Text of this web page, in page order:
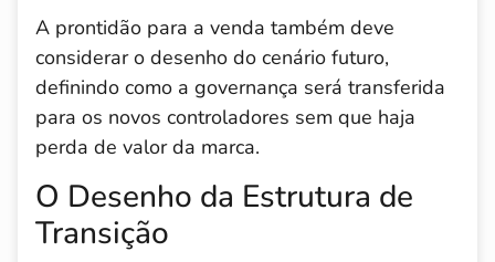
A prontidão para a venda também deve
considerar o desenho do cenário futuro,
definindo como a governança será transferida
para os novos controladores sem que haja
perda de valor da marca.
O Desenho da Estrutura de
Transição